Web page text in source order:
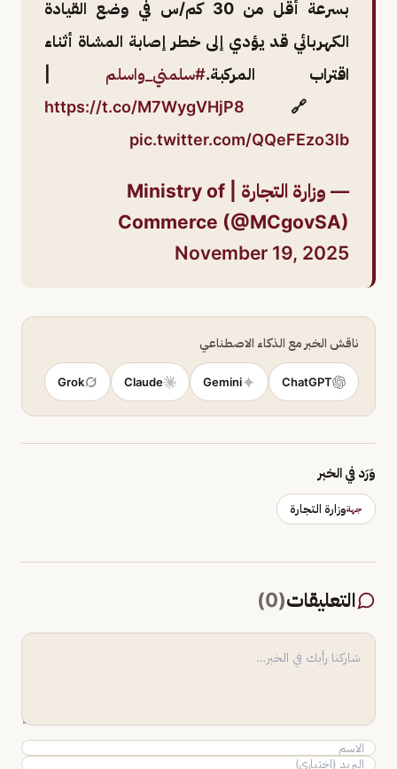
بسرعة أقل من 30 كم/س في وضع القيادة
الكهربائي قد يؤدي إلى خطر إصابة المشاة أثناء
اقتراب المركبة.#سلمني_واسلم
https://t.co/M7WygVHjP8 🔗
pic.twitter.com/QQeFEzo3lb
— وزارة التجارة | Ministry of
Commerce (@MCgovSA)
November 19, 2025
ناقش الخبر مع الذكاء الاصطناعي
ChatGPT
Gemini
Claude
Grok
وَرَد في الخبر
جهةوزارة التجارة
التعليقات(
0
)